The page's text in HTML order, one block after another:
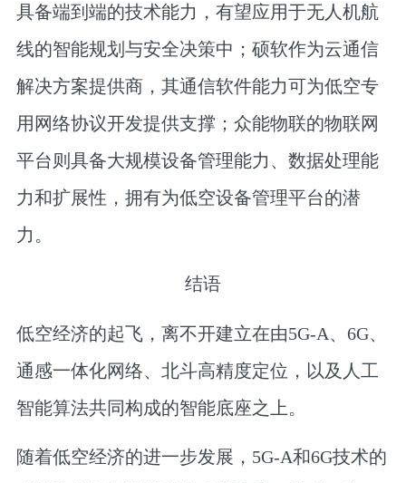
具备端到端的技术能力，有望应用于无人机航
线的智能规划与安全决策中； 硕软作为云通信
解决方案提供商，其通信软件能力可为低空专
用网络协议开发提供支撑； 众能物联的物联网
平台则具备大规模设备管理能力、数据处理能
力和扩展性，拥有为低空设备管理平台的潜
力。
结语
低空经济的起飞，离不开建立在由5G-A、6G、
通感一体化网络、北斗高精度定位，以及人工
智能算法共同构成的智能底座之上。
随着低空经济的进一步发展， 5G-A和6G技术的